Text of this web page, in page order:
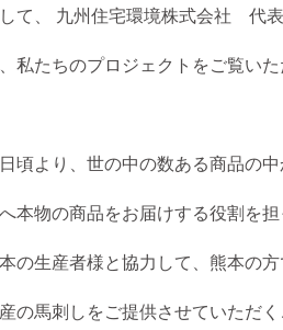
て、 九州住宅環境株式会社 代表
私たちのプロジェクトをご覧い
頃より、世の中の数ある商品の
本物の商品をお届けする役割を担
の生産者様と協力して、熊本の方
産の馬刺しをご提供させていただく